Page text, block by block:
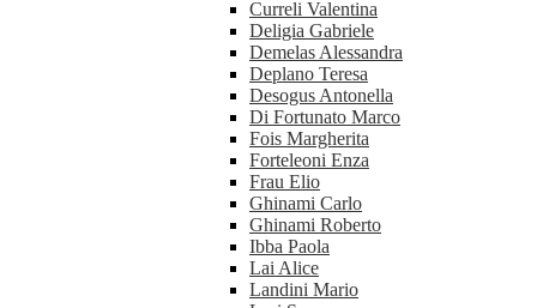
Curreli Valentina
Deligia Gabriele
Demelas Alessandra
Deplano Teresa
Desogus Antonella
Di Fortunato Marco
Fois Margherita
Forteleoni Enza
Frau Elio
Ghinami Carlo
Ghinami Roberto
Ibba Paola
Lai Alice
Landini Mario